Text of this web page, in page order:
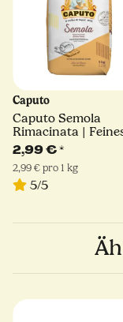
Caputo
Caputo Semola
Rimacinata |
Hartweizengrieß |
2,99 €*
2,99 € pro 1 kg
5/5